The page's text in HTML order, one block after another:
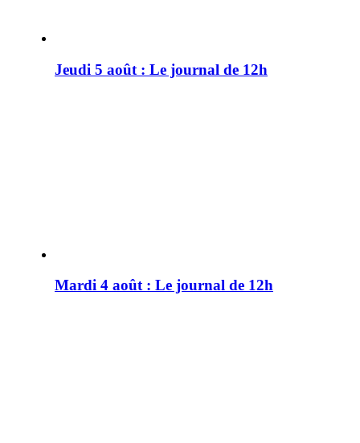
Jeudi 5 août : Le journal de 12h
Mardi 4 août : Le journal de 12h